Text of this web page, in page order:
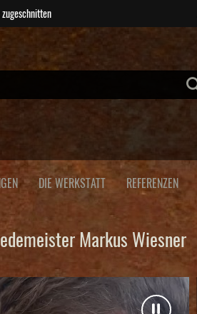
zugeschnitten
DIE WERKSTATT REFERENZEN
Markus Wiesner